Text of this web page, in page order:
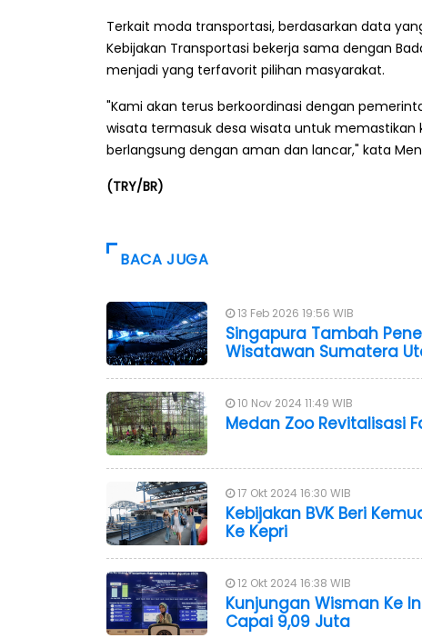
Terkait moda transportasi, berdasarkan data
Kebijakan Transportasi bekerja sama dengan
menjadi yang terfavorit pilihan masyarakat.
"Kami akan terus berkoordinasi dengan
wisata termasuk desa wisata untuk
berlangsung dengan aman dan lancar," kata
(TRY/BR)
BACA JUGA
13 Feb 2026 19:56 WIB
Singapura Tambah
Wisatawan Sumatera
10 Nov 2024 11:49 WIB
Medan Zoo Revitalisasi
17 Okt 2024 16:30 WIB
Kebijakan BVK Beri
Ke Kepri
12 Okt 2024 16:38 WIB
Kunjungan Wisman Ke
Capai 9,09 Juta